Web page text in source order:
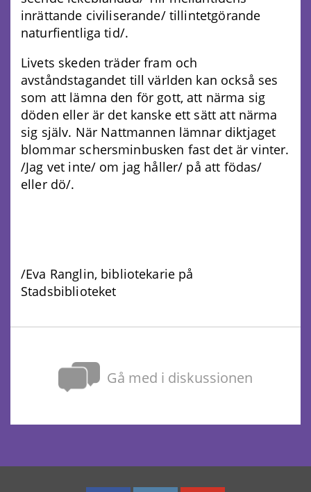
inrättande civiliserande/ tillintetgörande
naturfientliga tid/.
Livets skeden träder fram och
avståndstagandet till världen kan också ses
som att lämna den för gott, att närma sig
döden eller är det kanske ett sätt att närma
sig själv. När Nattmannen lämnar diktjaget
blommar schersminbusken fast det är vinter.
/Jag vet inte/ om jag håller/ på att födas/
eller dö/.
/Eva Ranglin, bibliotekarie på
Stadsbiblioteket
Gå med i diskussionen